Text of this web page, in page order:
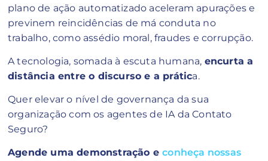
plano de ação automatizado aceleram apurações e
previnem reincidências de má conduta no
trabalho, como assédio moral, fraudes e corrupção.
A tecnologia, somada à escuta humana, encurta a
distância entre o discurso e a prática.
Quer elevar o nível de governança da sua
organização com os agentes de IA da Contato
Seguro?
Agende uma demonstração econheça nossas